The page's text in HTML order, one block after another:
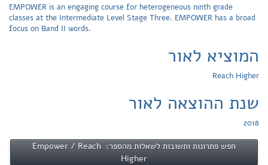
EMPOWER is an engaging course for heterogeneous ninth grade
classes at the Intermediate Level Stage Three. EMPOWER has a broad
focus on Band II words.
המוציא לאור
Reach Higher
שנת ההוצאה לאור
2018
חפש פתרונות ותשובות לשאלות מהספר: Empower / Reach
Higher